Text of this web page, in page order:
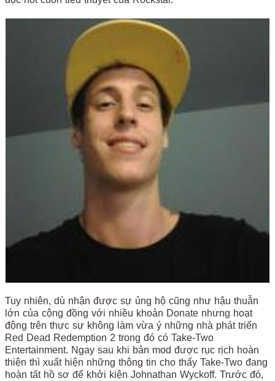
Tuy nhiên, dù nhận được sự ủng hộ cũng như hậu thuẫn
lớn của cộng đồng với nhiều khoản Donate nhưng hoạt
động trên thực sự không làm vừa ý những nhà phát triển
Red Dead Redemption 2 trong đó có Take-Two
Entertainment. Ngay sau khi bản mod được rục rịch hoàn
thiện thì xuất hiện những thông tin cho thấy Take-Two đang
hoàn tất hồ sơ để khởi kiện Johnathan Wyckoff. Trước đó,